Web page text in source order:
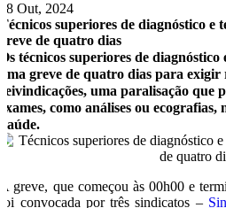
28 Out, 2024
Técnicos superiores de diagnóstico e
greve de quatro dias
Os técnicos superiores de
uma greve de quatro dias para exigir
reivindicações, uma paralisação que
exames, como análises ou
Saúde.
A greve, que começou às 00h00 e
foi convocada por três sindicatos –